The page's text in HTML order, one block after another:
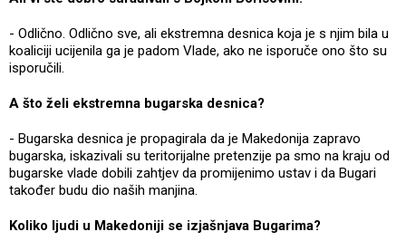
- Odlično. Odlično sve, ali ekstremna desnica koja je s njim bila u
koaliciji ucijenila ga je padom Vlade, ako ne isporuče ono što su
isporučili.
A što želi ekstremna bugarska desnica?
- Bugarska desnica je propagirala da je Makedonija zapravo
bugarska, iskazivali su teritorijalne pretenzije pa smo na kraju od
bugarske vlade dobili zahtjev da promijenimo ustav i da Bugari
također budu dio naših manjina.
Koliko ljudi u Makedoniji se izjašnjava Bugarima?